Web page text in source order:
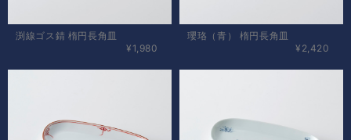
渕線ゴス錆 楕円長角皿
¥1,980
瓔珞（青） 楕円長角皿
¥2,420